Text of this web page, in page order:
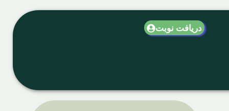
دریافت نوبت